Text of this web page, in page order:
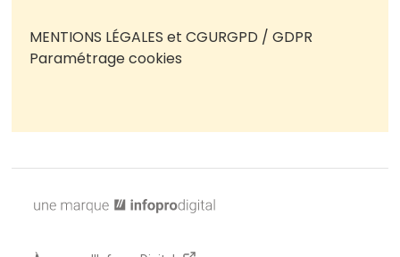
MENTIONS LÉGALES et CGURGPD / GDPR
Paramétrage cookies